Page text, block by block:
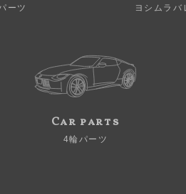
ーツ ヨシムラバ
Car parts
4輪パーツ